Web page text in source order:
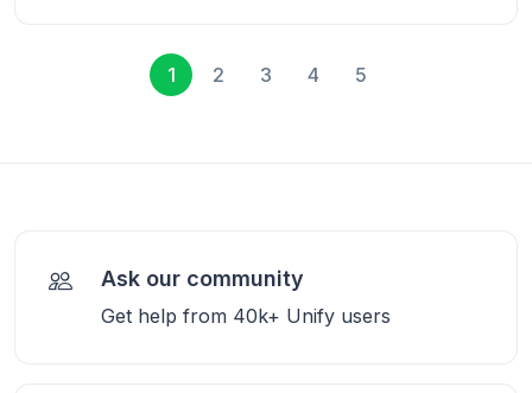
1 2 3 4 5
Ask our community
Get help from 40k+ Unify users